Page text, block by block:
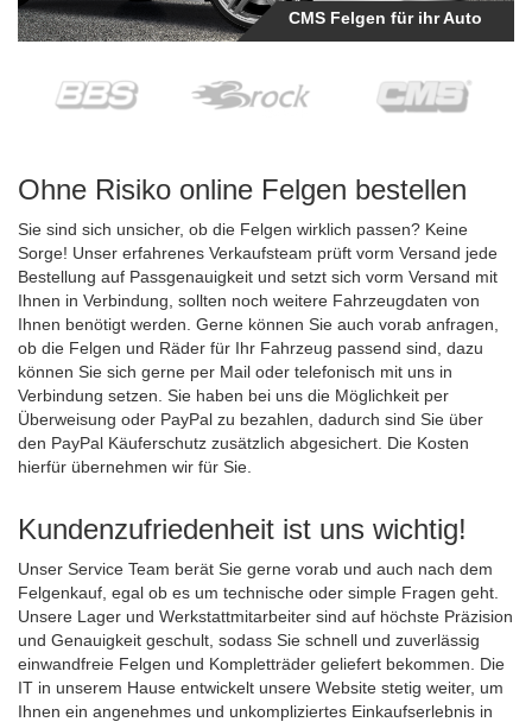
CMS Felgen für ihr Auto
Ohne Risiko online Felgen bestellen
Sie sind sich unsicher, ob die Felgen wirklich passen? Keine
Sorge! Unser erfahrenes Verkaufsteam prüft vorm Versand jede
Bestellung auf Passgenauigkeit und setzt sich vorm Versand mit
Ihnen in Verbindung, sollten noch weitere Fahrzeugdaten von
Ihnen benötigt werden. Gerne können Sie auch vorab anfragen,
ob die Felgen und Räder für Ihr Fahrzeug passend sind, dazu
können Sie sich gerne per Mail oder telefonisch mit uns in
Verbindung setzen. Sie haben bei uns die Möglichkeit per
Überweisung oder PayPal zu bezahlen, dadurch sind Sie über
den PayPal Käuferschutz zusätzlich abgesichert. Die Kosten
hierfür übernehmen wir für Sie.
Kundenzufriedenheit ist uns wichtig!
Unser Service Team berät Sie gerne vorab und auch nach dem
Felgenkauf, egal ob es um technische oder simple Fragen geht.
Unsere Lager und Werkstattmitarbeiter sind auf höchste Präzision
und Genauigkeit geschult, sodass Sie schnell und zuverlässig
einwandfreie Felgen und Kompletträder geliefert bekommen. Die
IT in unserem Hause entwickelt unsere Website stetig weiter, um
Ihnen ein angenehmes und unkompliziertes Einkaufserlebnis in